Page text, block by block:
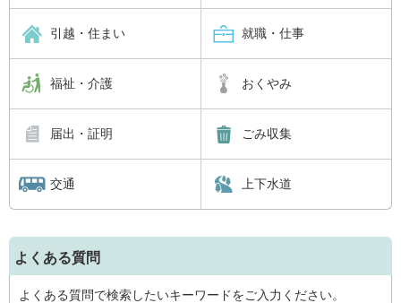
引越・住まい 就職・仕事
福祉・介護 おくやみ
届出・証明 ごみ収集
交通 上下水道
よくある質問
よくある質問で検索したいキーワードをご入力ください。